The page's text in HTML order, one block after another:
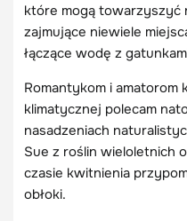
które mogą towarzyszyć
zajmujące niewiele
łączące wodę z
Romantykom i
klimatycznej polecam
nasadzeniach
Sue z roślin wieloletnich
czasie kwitnienia
obłoki.